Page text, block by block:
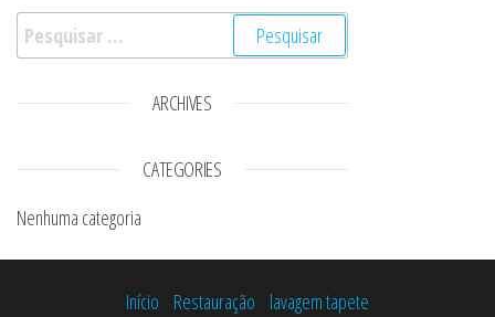
Pesquisar por:
ARCHIVES
CATEGORIES
Nenhuma categoria
Início Restauração
lavagem tapete